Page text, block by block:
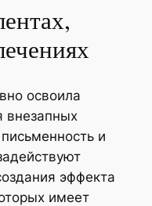
освоила
внезапных
и
эффекта
имеет